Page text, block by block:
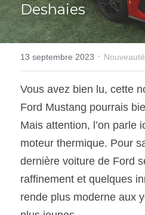
Art Automobile
Opinion
Télé RDS
Rechercher
SOUMISSION
ASSURANCE
Deshaies
13 septembre 2023 · Nouveauté
Vous avez bien lu, cette
Ford Mustang pourrais
Mais attention, l’on parle
moteur thermique. Pour
dernière voiture de Ford
raffinement et quelques
rende plus moderne aux